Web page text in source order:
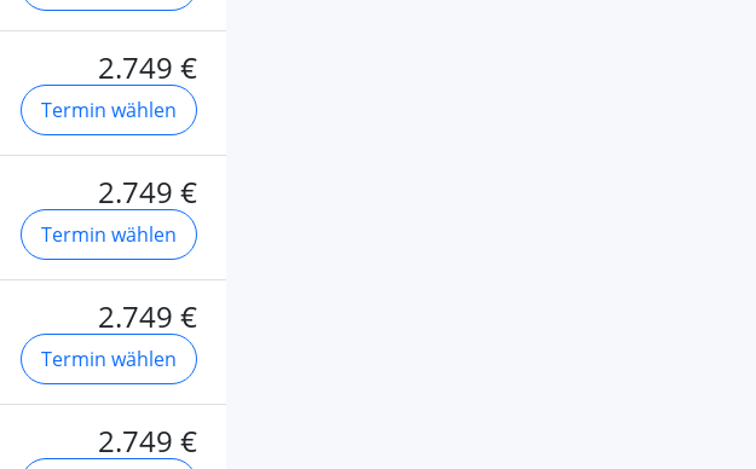
2.749 €
Termin wählen
2.749 €
Termin wählen
2.749 €
Termin wählen
2.749 €